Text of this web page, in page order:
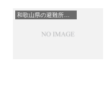
和歌山県の避難所一覧